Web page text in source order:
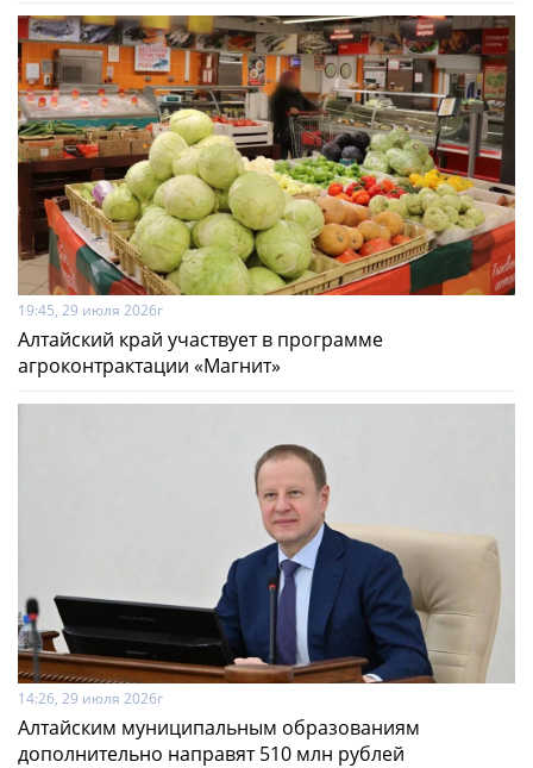
19:45, 29 июля 2026г
Алтайский край участвует в программе
агроконтрактации «Магнит»
14:26, 29 июля 2026г
Алтайским муниципальным образованиям
дополнительно направят 510 млн рублей